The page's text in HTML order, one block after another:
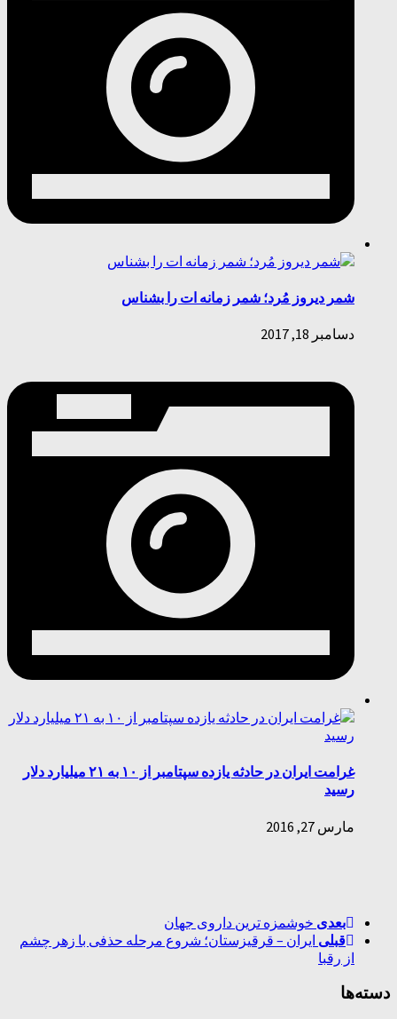
شمر دیروز مُرد؛ شمر زمانه ات را بشناس
دسامبر 18, 2017
غرامت ایران در حادثه یازده سپتامبر از ۱۰ به ۲۱ میلیارد دلار
رسید
مارس 27, 2016
بعدی خوشمزه ترین داروی جهان
قبلی ایران – قرقیزستان؛ شروع مرحله حذفی با زهر چشم
از رقبا
دسته‌ها